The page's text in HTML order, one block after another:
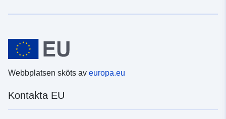
Webbplatsen sköts av europa.eu
Kontakta EU